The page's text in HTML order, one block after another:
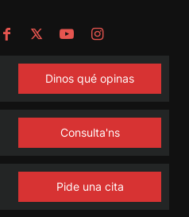
Dinos qué opinas
Consulta'ns
Pide una cita